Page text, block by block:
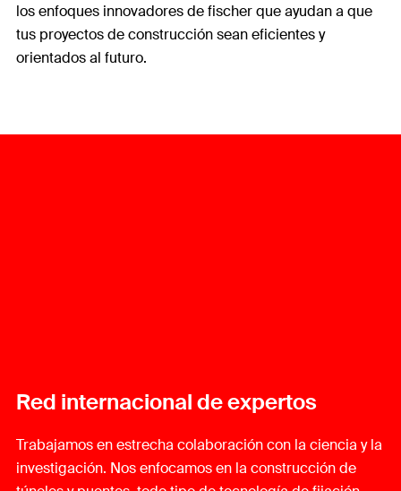
los enfoques innovadores de fischer que ayudan a que
tus proyectos de construcción sean eficientes y
orientados al futuro.
Red internacional de expertos
Trabajamos en estrecha colaboración con la ciencia y la
investigación. Nos enfocamos en la construcción de